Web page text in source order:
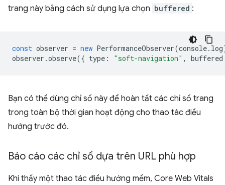
trang này bằng cách sử dụng lựa chọn buffered :
const observer = new PerformanceObserver(console. log
observer .observe({ type : "soft-navigation" , buffered
Bạn có thể dùng chỉ số này để hoàn tất các chỉ số trang
trong toàn bộ thời gian hoạt động cho thao tác điều
hướng trước đó.
Báo cáo các chỉ số dựa trên URL phù hợp
Khi thấy một thao tác điều hướng mềm, Core Web Vitals